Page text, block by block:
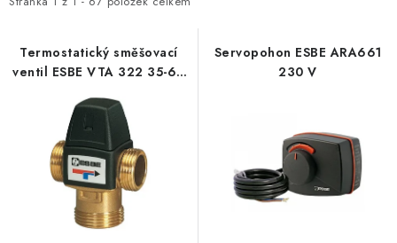
Vytápění a chlazení
Komíny a kouřovody
Čerpadla a vodárny
Filtrování vody
Zahrada a závlaha
p
r
p
Termostatický směšovací
ventil ESBE VTA 322 35-60
Servopohon ESBE ARA661
230 V